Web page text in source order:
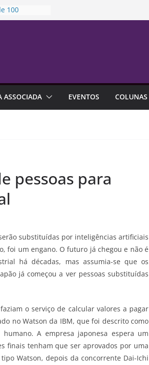
100
brasileiro
mais de
ASSOCIADA EVENTOS COLUNAS
pessoas para
substituídas por inteligências artificiais
foi um engano. O futuro já chegou e não é
há décadas, mas assumia-se que os
já começou a ver pessoas substituídas
o serviço de calcular valores a pagar
no Watson da IBM, que foi descrito como
A empresa japonesa espera um
finais tenham que ser aprovados por uma
Watson, depois da concorrente Dai-Ichi